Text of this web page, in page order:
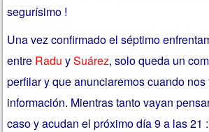
segurísimo !
Una vez confirmado el séptimo
entre Radu ySuárez, solo queda un
perfilar y que anunciaremos cuando nos
información. Mientras tanto vayan
caso y acudan el próximo día 9 a las 21